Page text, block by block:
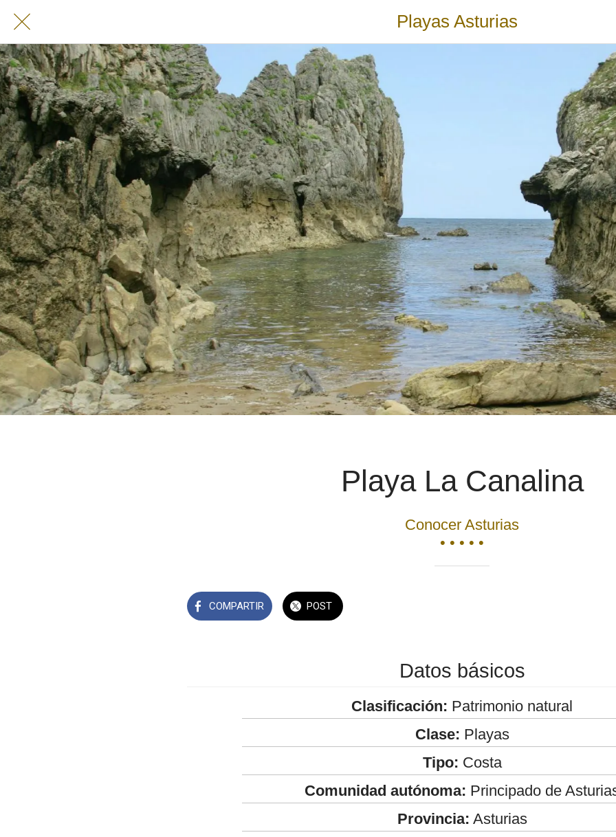
Playas Asturias
Playa La Canalina
Conocer Asturias
• • • • •
COMPARTIR POST
Datos básicos
Clasificación: Patrimonio natural
Clase: Playas
Tipo: Costa
Comunidad autónoma: Principado de
Provincia: Asturias